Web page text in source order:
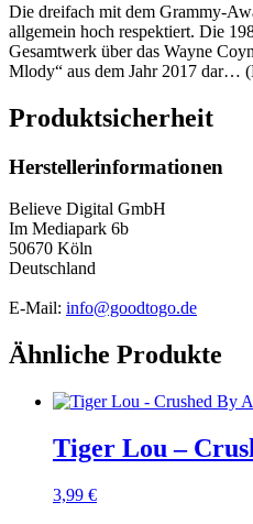
Die dreifach mit dem Grammy-
allgemein hoch respektiert. Die
Gesamtwerk über das Wayne
Mlody“ aus dem Jahr 2017 dar…
Produktsicherheit
Herstellerinformationen
Believe Digital GmbH
Im Mediapark 6b
50670 Köln
Deutschland
E-Mail: info@goodtogo.de
Ähnliche Produkte
Tiger Lou –
3,99 €